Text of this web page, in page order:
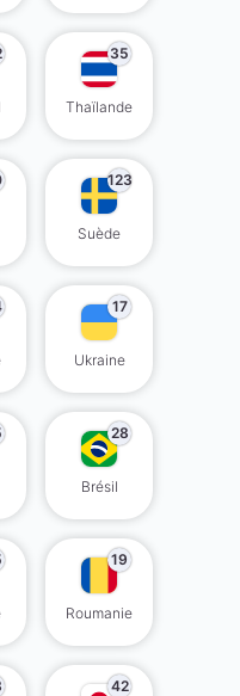
35
Thaïlande
123
Suède
17
Ukraine
28
Brésil
19
Roumanie
42